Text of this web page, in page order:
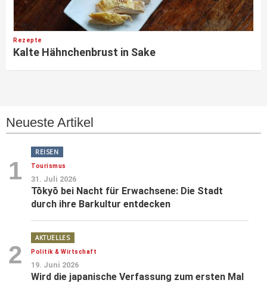
Rezepte
Kalte Hähnchenbrust in Sake
Neueste Artikel
1
REISEN
Tourismus
31. Juli 2026
Tōkyō bei Nacht für Erwachsene: Die Stadt
durch ihre Barkultur entdecken
2
AKTUELLES
Politik & Wirtschaft
19. Juni 2026
Wird die japanische Verfassung zum ersten Mal